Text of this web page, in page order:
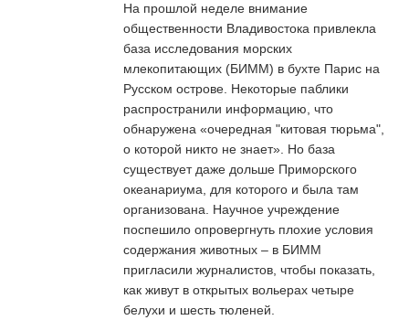
На прошлой неделе внимание
общественности Владивостока привлекла
база исследования морских
млекопитающих (БИММ) в бухте Парис на
Русском острове. Некоторые паблики
распространили информацию, что
обнаружена «очередная "китовая тюрьма",
о которой никто не знает». Но база
существует даже дольше Приморского
океанариума, для которого и была там
организована. Научное учреждение
поспешило опровергнуть плохие условия
содержания животных – в БИММ
пригласили журналистов, чтобы показать,
как живут в открытых вольерах четыре
белухи и шесть тюленей.